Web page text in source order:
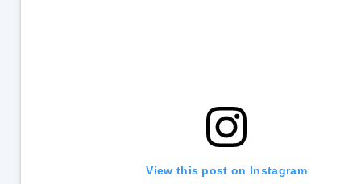
View this post on Instagram